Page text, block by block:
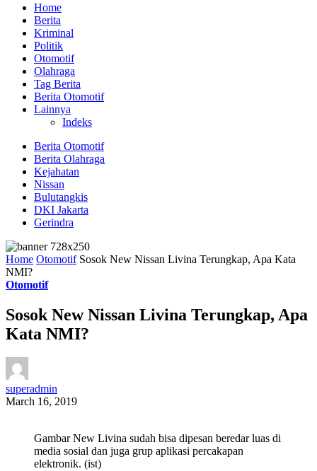
Home
Berita
Kriminal
Politik
Otomotif
Olahraga
Tag Berita
Berita Otomotif
Lainnya
Indeks
Berita Otomotif
Berita Olahraga
Kejahatan
Nissan
Bulutangkis
DKI Jakarta
Gerindra
Home Otomotif Sosok New Nissan Livina Terungkap, Apa Kata
NMI?
Otomotif
Sosok New Nissan Livina Terungkap, Apa
Kata NMI?
superadmin
March 16, 2019
Gambar New Livina sudah bisa dipesan beredar luas di
media sosial dan juga grup aplikasi percakapan
elektronik. (ist)